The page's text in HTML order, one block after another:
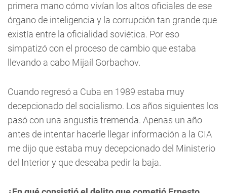
primera mano cómo vivían los altos oficiales de ese
órgano de inteligencia y la corrupción tan grande que
existía entre la oficialidad soviética. Por eso
simpatizó con el proceso de cambio que estaba
llevando a cabo Mijaíl Gorbachov.
Cuando regresó a Cuba en 1989 estaba muy
decepcionado del socialismo. Los años siguientes los
pasó con una angustia tremenda. Apenas un año
antes de intentar hacerle llegar información a la CIA
me dijo que estaba muy decepcionado del Ministerio
del Interior y que deseaba pedir la baja.